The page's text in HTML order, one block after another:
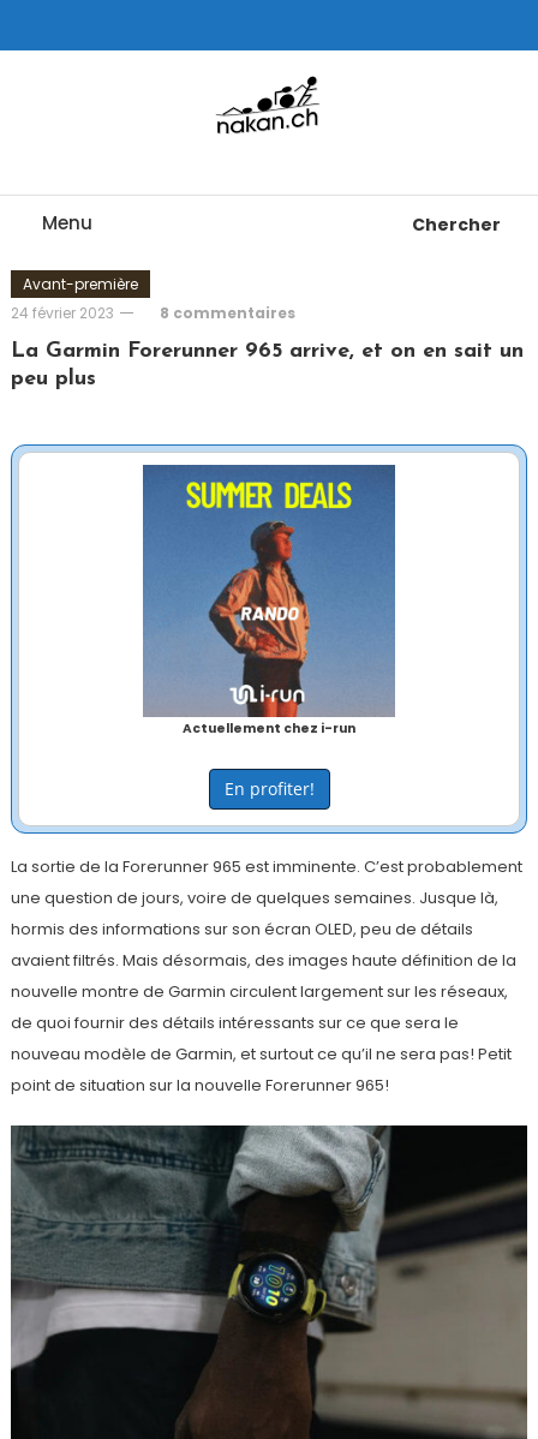
To
Menu Chercher
Avant-première
24 février 2023
8 commentaires
La Garmin Forerunner 965 arrive, et on en sait un
peu plus
Actuellement chez i-run
En profiter!
La sortie de la Forerunner 965 est imminente. C’est probablement
une question de jours, voire de quelques semaines. Jusque là,
hormis des informations sur son écran OLED, peu de détails
avaient filtrés. Mais désormais, des images haute définition de la
nouvelle montre de Garmin circulent largement sur les réseaux,
de quoi fournir des détails intéressants sur ce que sera le
nouveau modèle de Garmin, et surtout ce qu’il ne sera pas! Petit
point de situation sur la nouvelle Forerunner 965!